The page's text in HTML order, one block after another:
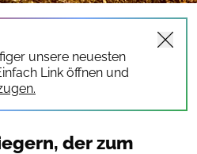
unsere neuesten
Link öffnen und
der zum